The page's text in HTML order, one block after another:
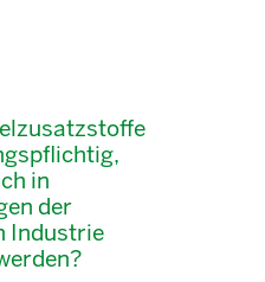
in
der
Industrie